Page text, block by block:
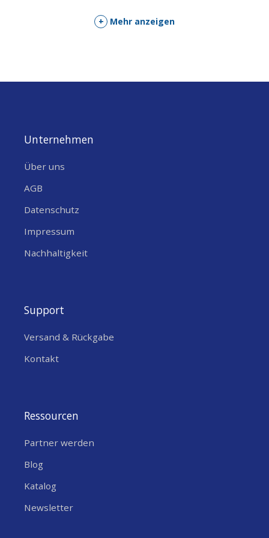
um Dein Board zu konfigurieren, die
verwenden und mit der Codierung und Elektronik zu basteln.
Brauchst Du Hilfe?
Schaue im Arduino-Forum nach, wenn Du Fragen zur
Sprachehast oder wissen möchtest, wie Du eigenen
Board, wende Dich bitte an den offiziellen Arduino-Benutzer-
Support, wie auf der Arduino
+ Mehr anzeigen
Unternehmen
Über uns
AGB
Datenschutz
Impressum
Nachhaltigkeit
Support
Versand & Rückgabe
Kontakt
Ressourcen
Partner werden
Blog
Katalog
Newsletter